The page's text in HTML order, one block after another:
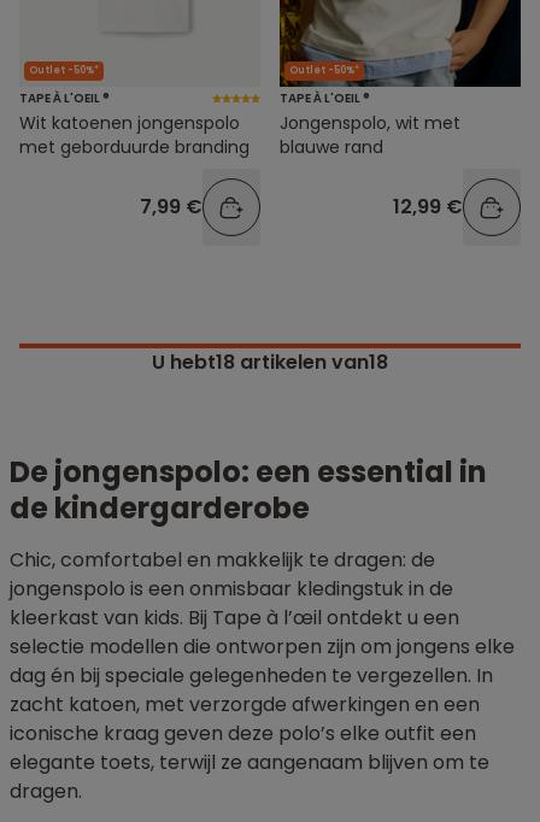
Outlet -50%*
TAPE À L'OEIL ®
Wit katoenen jongenspolo
met geborduurde branding
7,99 €
Outlet -50%*
TAPE À L'OEIL ®
Jongenspolo, wit met
blauwe rand
12,99 €
U hebt18 artikelen van18
De jongenspolo: een essential in
de kindergarderobe
Chic, comfortabel en makkelijk te dragen: de
jongenspolo is een onmisbaar kledingstuk in de
kleerkast van kids. Bij Tape à l’œil ontdekt u een
selectie modellen die ontworpen zijn om jongens elke
dag én bij speciale gelegenheden te vergezellen. In
zacht katoen, met verzorgde afwerkingen en een
iconische kraag geven deze polo’s elke outfit een
elegante toets, terwijl ze aangenaam blijven om te
dragen.